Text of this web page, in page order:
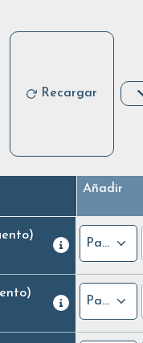
Recargar
Añadir
Paquete
Paquete